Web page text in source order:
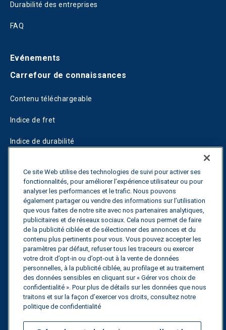
Durabilité des entreprises
FAQ
Evénements
Carrefour de connaissances
Contenu téléchargeable
Indice de fret
Indice de durabilité
Guides
Fuel Savings Calculator
Calculateur d'optimisation des transports
Suivi des tarifs
Contactez nous
Ce site Web utilise des technologies de suivi pour activer ses
fonctionnalités, pour améliorer l’expérience utilisateur ou pour
analyser les performances et le trafic. Nous pouvons
également partager ou vendre des informations sur l’utilisation
que vous faites de notre site avec nos partenaires analytiques,
publicitaires et de réseaux sociaux. Cela nous permet de faire
de la publicité ciblée et de sélectionner des annonces et du
contenu plus pertinents pour vous. Vous pouvez accepter les
paramètres par défaut, refuser tous les traceurs ou exercer
votre droit d’opt-in ou d’opt-out à la vente de données
personnelles, à la publicité ciblée, au profilage et au traitement
des données sensibles en cliquant sur « Gérer vos choix de
confidentialité ». Pour plus de détails sur les données que nous
traitons et sur la façon d’exercer vos droits, consultez notre
politique de confidentialité